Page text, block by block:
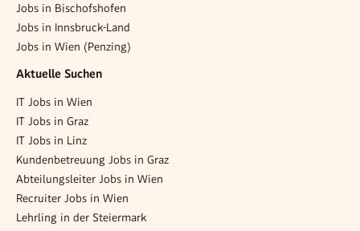
Jobs in Bischofshofen
Jobs in Innsbruck-Land
Jobs in Wien (Penzing)
Aktuelle Suchen
IT Jobs in Wien
IT Jobs in Graz
IT Jobs in Linz
Kundenbetreuung Jobs in Graz
Abteilungsleiter Jobs in Wien
Recruiter Jobs in Wien
Lehrling in der Steiermark